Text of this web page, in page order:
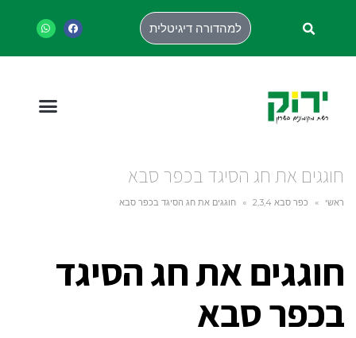
למהדורה דיגיטלית
חוגגים את חג הסיגד בכפר סבא
ראשי » כפר סבא 2,3,4 » חוגגים את חג הסיגד בכפר סבא
חוגגים את חג הסיגד
בכפר סבא